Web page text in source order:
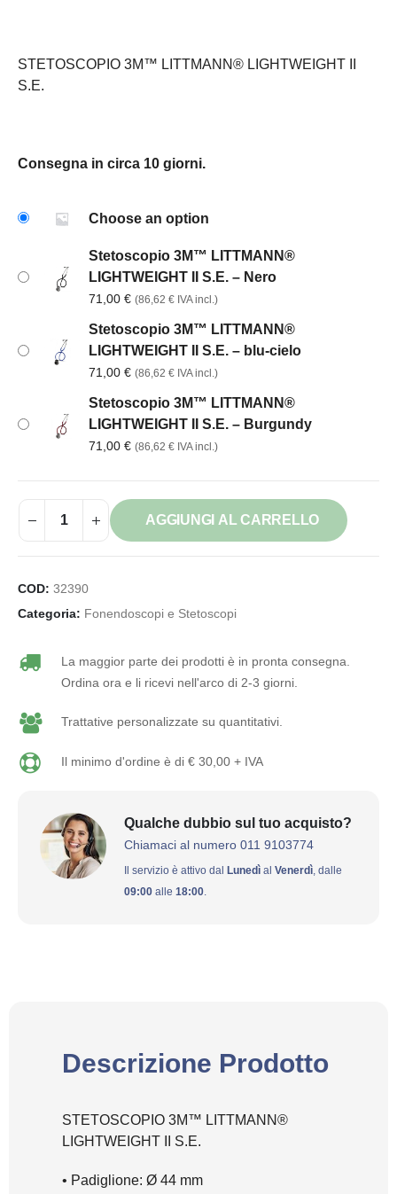
STETOSCOPIO 3M™ LITTMANN® LIGHTWEIGHT II
S.E.
Consegna in circa 10 giorni.
Choose an option
Stetoscopio 3M™ LITTMANN®
LIGHTWEIGHT II S.E. – Nero
71,00 € (86,62 € IVA incl.)
Stetoscopio 3M™ LITTMANN®
LIGHTWEIGHT II S.E. – blu-cielo
71,00 € (86,62 € IVA incl.)
Stetoscopio 3M™ LITTMANN®
LIGHTWEIGHT II S.E. – Burgundy
71,00 € (86,62 € IVA incl.)
AGGIUNGI AL CARRELLO
COD: 32390
Categoria: Fonendoscopi e Stetoscopi
La maggior parte dei prodotti è in pronta consegna.
Ordina ora e li ricevi nell'arco di 2-3 giorni.
Trattative personalizzate su quantitativi.
Il minimo d'ordine è di € 30,00 + IVA
Qualche dubbio sul tuo acquisto?
Chiamaci al numero 011 9103774
Il servizio è attivo dal Lunedì al Venerdì , dalle
09:00 alle 18:00
Descrizione Prodotto
STETOSCOPIO 3M™ LITTMANN®
LIGHTWEIGHT II S.E.
• Padiglione: Ø 44 mm